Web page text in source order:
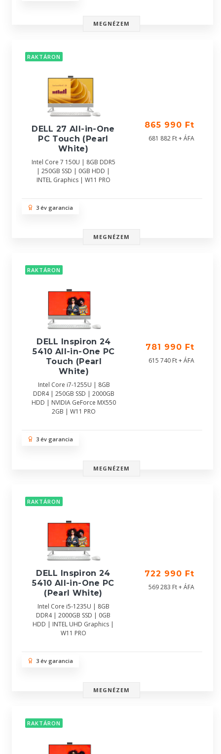
MEGNÉZEM
RAKTÁRON
DELL 27 All-in-One
PC Touch (Pearl
White)
Intel Core 7 150U | 8GB DDR5
| 250GB SSD | 0GB HDD |
INTEL Graphics | W11 PRO
865 990 Ft
681 882 Ft + ÁFA
3 év garancia
MEGNÉZEM
RAKTÁRON
DELL Inspiron 24
5410 All-in-One PC
Touch (Pearl
White)
Intel Core i7-1255U | 8GB
DDR4 | 250GB SSD | 2000GB
HDD | NVIDIA GeForce MX550
2GB | W11 PRO
781 990 Ft
615 740 Ft + ÁFA
3 év garancia
MEGNÉZEM
RAKTÁRON
DELL Inspiron 24
5410 All-in-One PC
(Pearl White)
Intel Core i5-1235U | 8GB
DDR4 | 2000GB SSD | 0GB
HDD | INTEL UHD Graphics |
W11 PRO
722 990 Ft
569 283 Ft + ÁFA
3 év garancia
MEGNÉZEM
RAKTÁRON